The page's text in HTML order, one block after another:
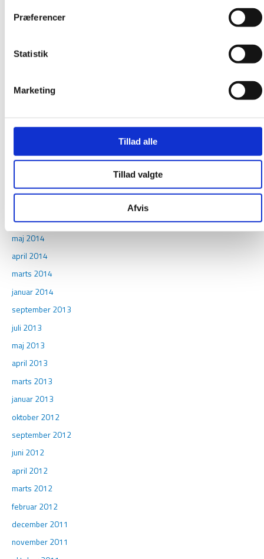
Præferencer
Statistik
Marketing
Tillad alle
Tillad valgte
Afvis
januar 2016
november 2015
september 2015
juni 2015
december 2014
august 2014
maj 2014
april 2014
marts 2014
januar 2014
september 2013
juli 2013
maj 2013
april 2013
marts 2013
januar 2013
oktober 2012
september 2012
juni 2012
april 2012
marts 2012
februar 2012
december 2011
november 2011